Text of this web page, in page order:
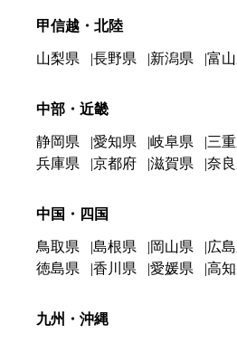
甲信越・北陸
山梨県 長野県 新潟県 富
中部・近畿
静岡県 愛知県 岐阜県 三
兵庫県
京都府 滋賀県 奈
中国・四国
鳥取県 島根県 岡山県 広
徳島県
香川県 愛媛県 高
九州・沖縄